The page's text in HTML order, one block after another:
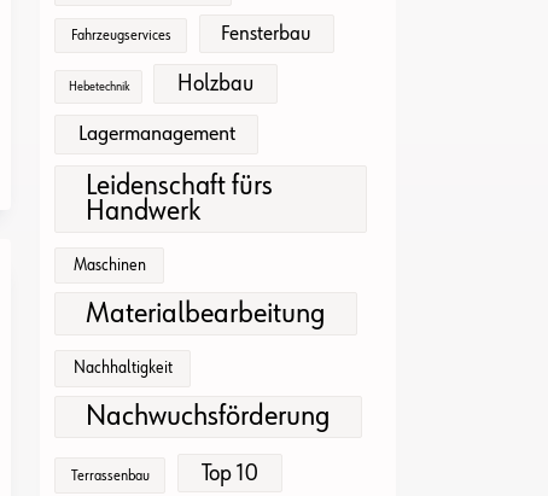
Fahrzeugservices Fensterbau
Hebetechnik Holzbau
Lagermanagement
Leidenschaft fürs
Handwerk
Maschinen
Materialbearbeitung
Nachhaltigkeit
Nachwuchsförderung
Terrassenbau Top 10